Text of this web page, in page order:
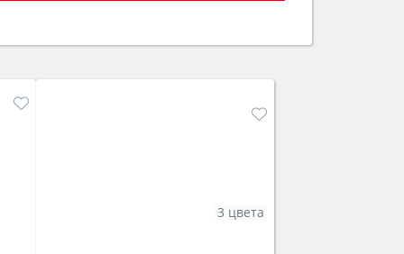
от детей).
3 цвета